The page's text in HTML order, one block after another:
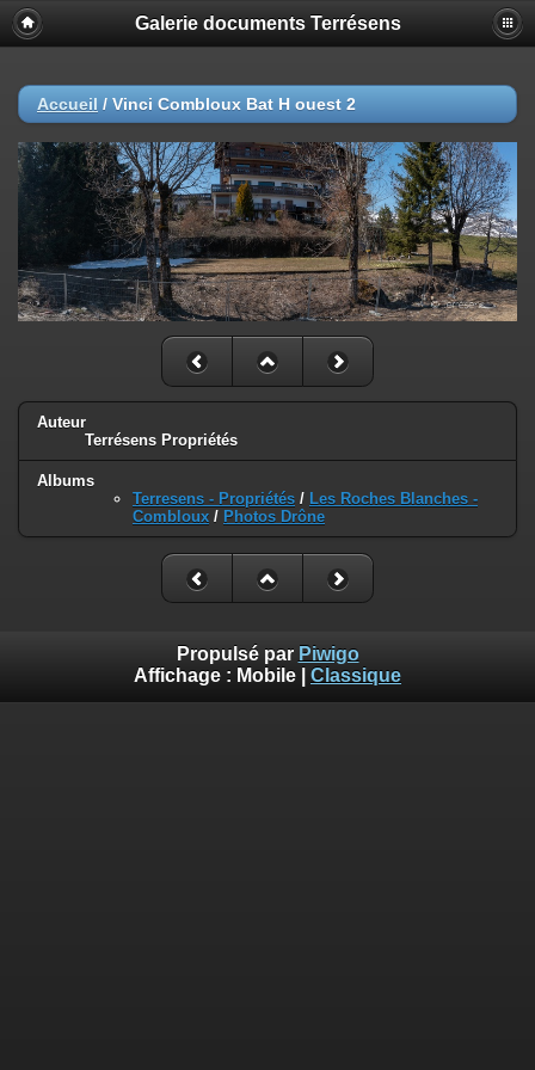
Galerie documents Terrésens
Accueil / Vinci Combloux Bat H ouest 2
Auteur
Terrésens Propriétés
Albums
Terresens - Propriétés / Les Roches Blanches -
Combloux / Photos Drône
Propulsé par Piwigo
Affichage : Mobile Classique